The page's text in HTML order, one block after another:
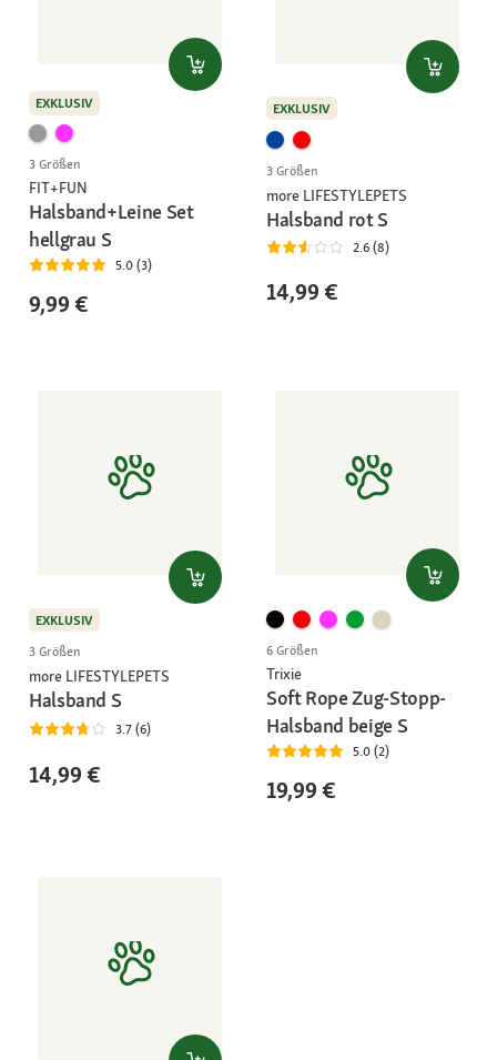
EXKLUSIV
3 Größen
FIT+FUN
Halsband+Leine Set
hellgrau S
5.0 (3)
9,99 €
EXKLUSIV
3 Größen
more LIFESTYLEPETS
Halsband rot S
2.6 (8)
14,99 €
EXKLUSIV
3 Größen
more LIFESTYLEPETS
Halsband S
3.7 (6)
14,99 €
6 Größen
Trixie
Soft Rope Zug-Stopp-
Halsband beige S
5.0 (2)
19,99 €